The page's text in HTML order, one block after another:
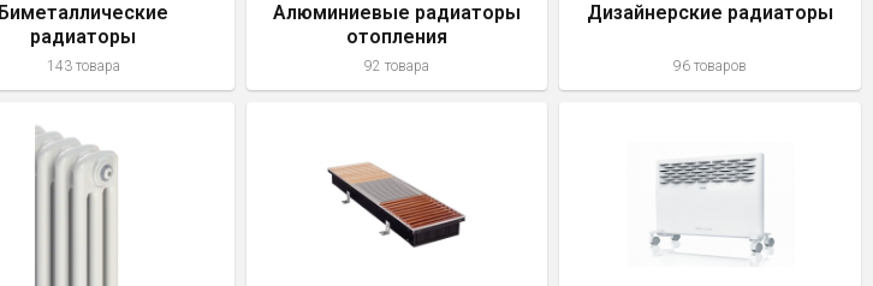
Биметаллические
радиаторы
143 товара
Алюминиевые радиаторы
отопления
92 товара
Дизайнерские радиаторы
96 товаров